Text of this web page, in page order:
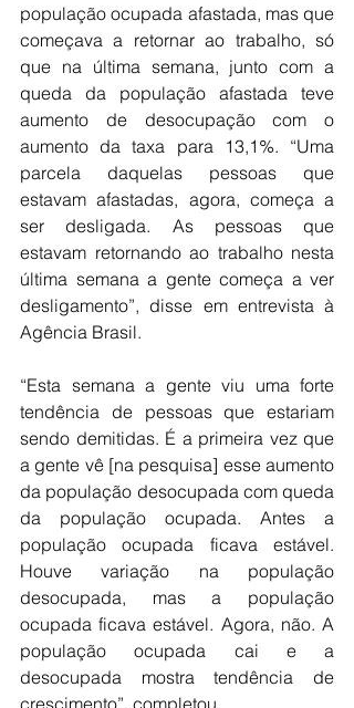
população ocupada afastada, mas que
começava a retornar ao trabalho, só
que na última semana, junto com a
queda da população afastada teve
aumento de desocupação com o
aumento da taxa para 13,1%. “Uma
parcela daquelas pessoas que
estavam afastadas, agora, começa a
ser desligada. As pessoas que
estavam retornando ao trabalho nesta
última semana a gente começa a ver
desligamento”, disse em entrevista à
Agência Brasil.
“Esta semana a gente viu uma forte
tendência de pessoas que estariam
sendo demitidas. É a primeira vez que
a gente vê [na pesquisa] esse aumento
da população desocupada com queda
da população ocupada. Antes a
população ocupada ficava estável.
Houve variação na população
desocupada, mas a população
ocupada ficava estável. Agora, não. A
população ocupada cai e a
desocupada mostra tendência de
crescimento”, completou.